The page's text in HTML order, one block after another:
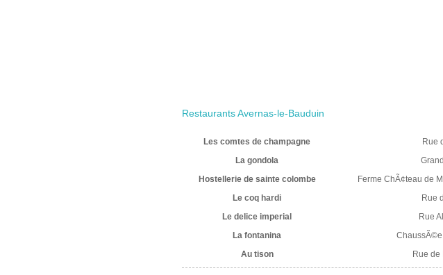
Restaurants Avernas-le-Bauduin
Les comtes de champagne Rue
La gondola
Hostellerie de sainte colombe
Ferme ChÃ¢teau de
Le coq hardi
Rue
Le delice imperial
Rue
La fontanina
Au tison
Rue de